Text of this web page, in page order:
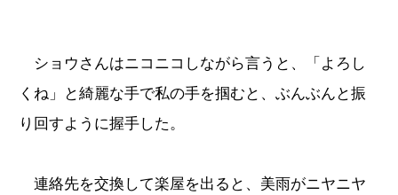
ショウさんはニコニコしながら言うと、「よろし
くね」と綺麗な手で私の手を掴むと、ぶんぶんと振
り回すように握手した。
連絡先を交換して楽屋を出ると、美雨がニヤニヤ